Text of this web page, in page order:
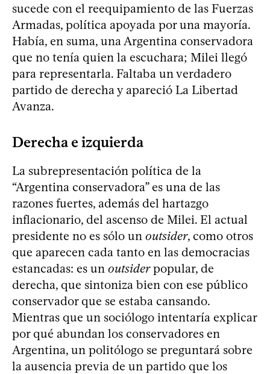
sucede con el reequipamiento de las Fuerzas
Armadas, política apoyada por una mayoría.
Había, en suma, una Argentina conservadora
que no tenía quien la escuchara; Milei llegó
para representarla. Faltaba un verdadero
partido de derecha y apareció La Libertad
Avanza.
Derecha e izquierda
La subrepresentación política de la
“Argentina conservadora” es una de las
razones fuertes, además del hartazgo
inflacionario, del ascenso de Milei. El actual
presidente no es sólo un outsider, como otros
que aparecen cada tanto en las democracias
estancadas: es un outsiderpopular, de
derecha, que sintoniza bien con ese público
conservador que se estaba cansando.
Mientras que un sociólogo intentaría explicar
por qué abundan los conservadores en
Argentina, un politólogo se preguntará sobre
la ausencia previa de un partido que los